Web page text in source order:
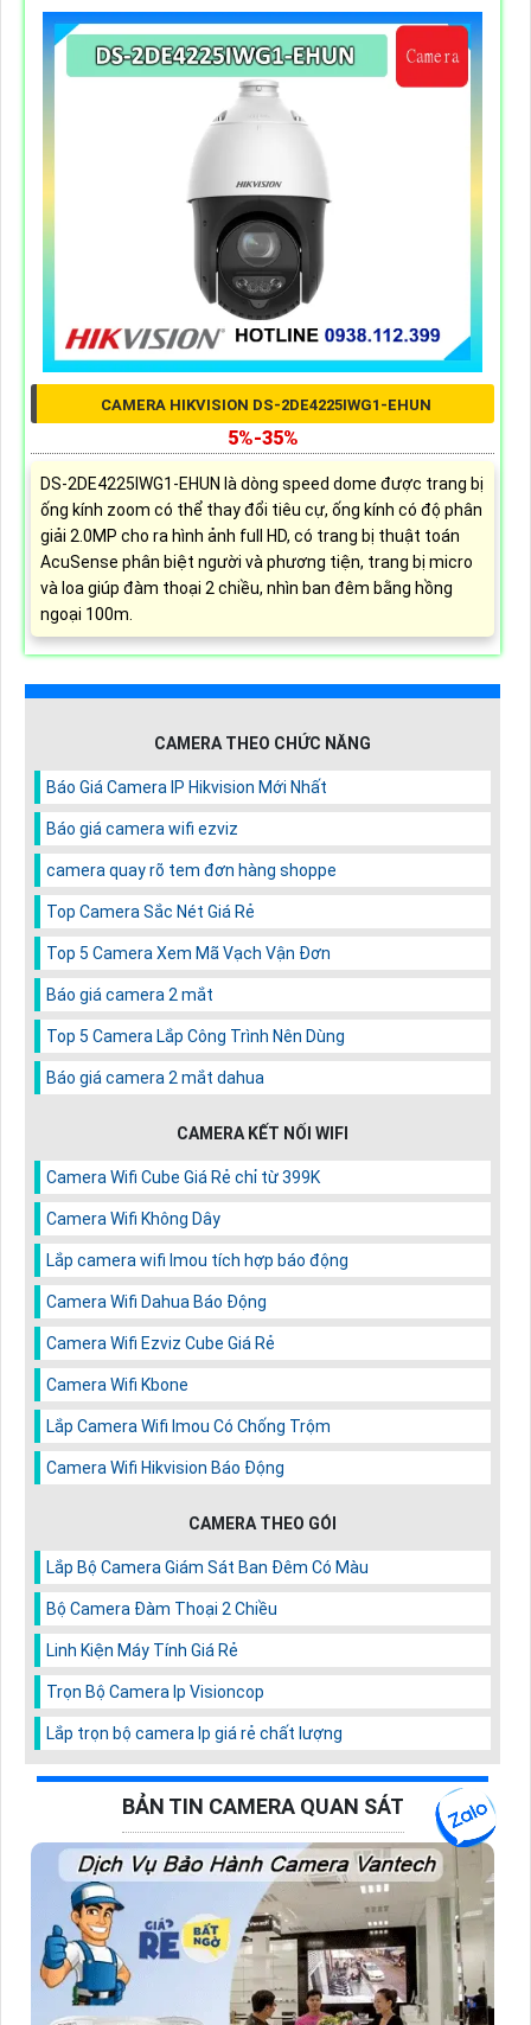
CAMERA HIKVISION DS-2DE4225IWG1-EHUN
5%-35%
DS-2DE4225IWG1-EHUN là dòng speed dome được trang bị
ống kính zoom có thể thay đổi tiêu cự, ống kính có độ phân
giải 2.0MP cho ra hình ảnh full HD, có trang bị thuật toán
AcuSense phân biệt người và phương tiện, trang bị micro
và loa giúp đàm thoại 2 chiều, nhìn ban đêm bằng hồng
ngoại 100m.
CAMERA THEO CHỨC NĂNG
Báo Giá Camera IP Hikvision Mới Nhất
Báo giá camera wifi ezviz
camera quay rõ tem đơn hàng shoppe
Top Camera Sắc Nét Giá Rẻ
Top 5 Camera Xem Mã Vạch Vận Đơn
Báo giá camera 2 mắt
Top 5 Camera Lắp Công Trình Nên Dùng
Báo giá camera 2 mắt dahua
CAMERA KẾT NỐI WIFI
Camera Wifi Cube Giá Rẻ chỉ từ 399K
Camera Wifi Không Dây
Lắp camera wifi Imou tích hợp báo động
Camera Wifi Dahua Báo Động
Camera Wifi Ezviz Cube Giá Rẻ
Camera Wifi Kbone
Lắp Camera Wifi Imou Có Chống Trộm
Camera Wifi Hikvision Báo Động
CAMERA THEO GÓI
Lắp Bộ Camera Giám Sát Ban Đêm Có Màu
Bộ Camera Đàm Thoại 2 Chiều
Linh Kiện Máy Tính Giá Rẻ
Trọn Bộ Camera Ip Visioncop
Lắp trọn bộ camera Ip giá rẻ chất lượng
BẢN TIN CAMERA QUAN SÁT